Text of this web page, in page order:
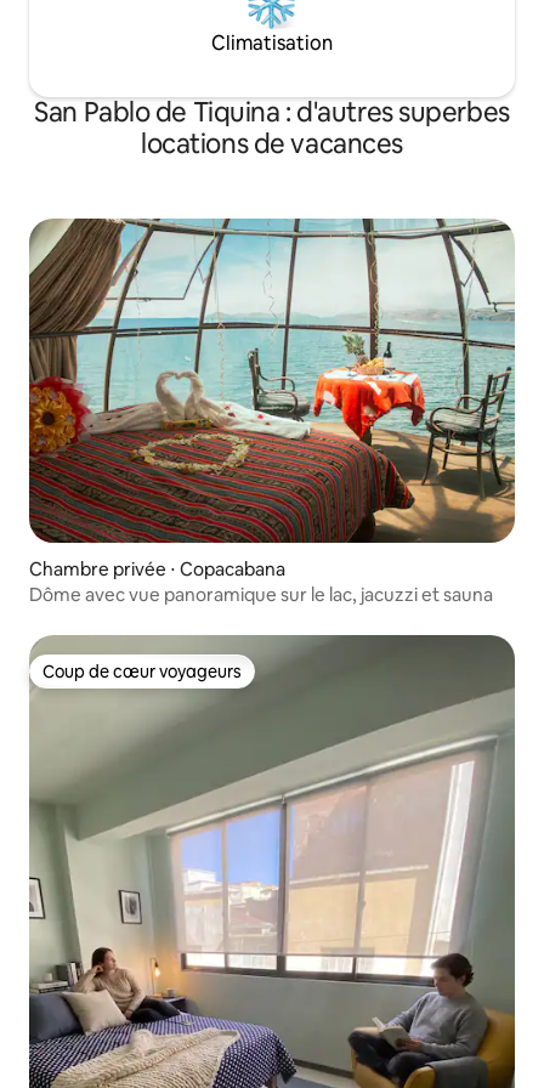
Climatisation
San Pablo de Tiquina : d'autres superbes
locations de vacances
Chambre privée ⋅ Copacabana
Dôme avec vue panoramique sur le lac, jacuzzi et sauna
Coup de cœur voyageurs
Coup de cœur voyageurs